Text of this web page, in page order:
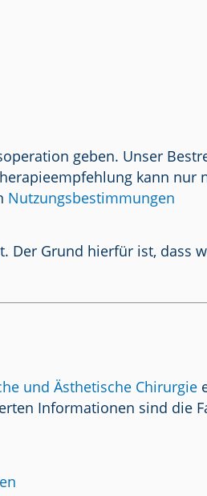
geben. Unser
kann nur
Nutzungsbestimmungen
Der Grund hierfür ist, dass
und Ästhetische Chirurgie
Informationen sind die